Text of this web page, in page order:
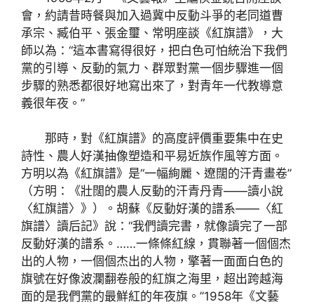
會，約請昔時餐與加入過冀中反動斗爭的老同道曹
承宗、臧伯平、張金璽、常明座談《紅旗譜》，大
師以為：“這本書寫得很好，把白色可怕統治下我們
黨的引導、反動的氣力、群眾對黨一個步驟進一個
步驟的熟悉都很好地寫出來了，對青年一代教導意
義很年夜。”
那時，對《紅旗譜》的高度評價重要集中在史
詩性、農人好漢抽像塑造和平易近族作風等方面。
方明以為《紅旗譜》是“一幅絢麗、遼闊的汗青畫卷”
（方明：《壯闊的農人反動的汗青丹青——讀小說
〈紅旗譜〉》）。胡蘇《反動好漢的譜系——〈紅
旗譜〉讀后記》說：“我們讀完書，就像讀完了一部
反動好漢的譜系。……一條條紅線，貫聯著一個個杰
出的人物，一個個杰出的人物，擎著一面面白色的
旗號在好像波瀾翻卷般的紅旗之海里，超出跨越海
面的是我們黨的最鮮紅的年夜旗。”1958年《文藝